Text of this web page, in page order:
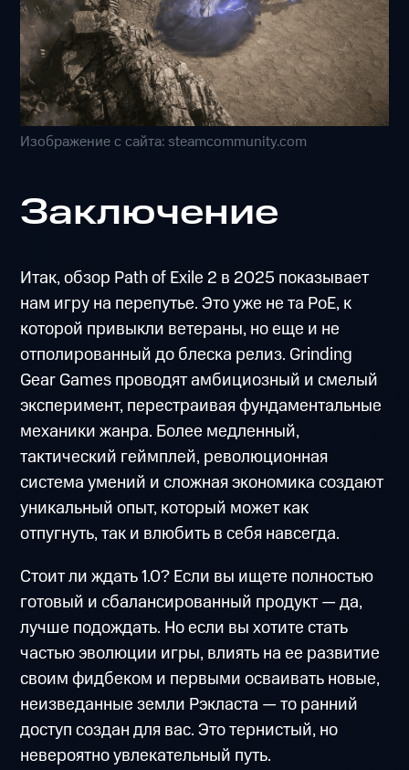
Изображение с сайта: steamcommunity.com
Заключение
Итак, обзор Path of Exile 2 в 2025 показывает
нам игру на перепутье. Это уже не та PoE, к
которой привыкли ветераны, но еще и не
отполированный до блеска релиз. Grinding
Gear Games проводят амбициозный и смелый
эксперимент, перестраивая фундаментальные
механики жанра. Более медленный,
тактический геймплей, революционная
система умений и сложная экономика создают
уникальный опыт, который может как
отпугнуть, так и влюбить в себя навсегда.
Стоит ли ждать 1.0? Если вы ищете полностью
готовый и сбалансированный продукт — да,
лучше подождать. Но если вы хотите стать
частью эволюции игры, влиять на ее развитие
своим фидбеком и первыми осваивать новые,
неизведанные земли Рэкласта — то ранний
доступ создан для вас. Это тернистый, но
невероятно увлекательный путь.